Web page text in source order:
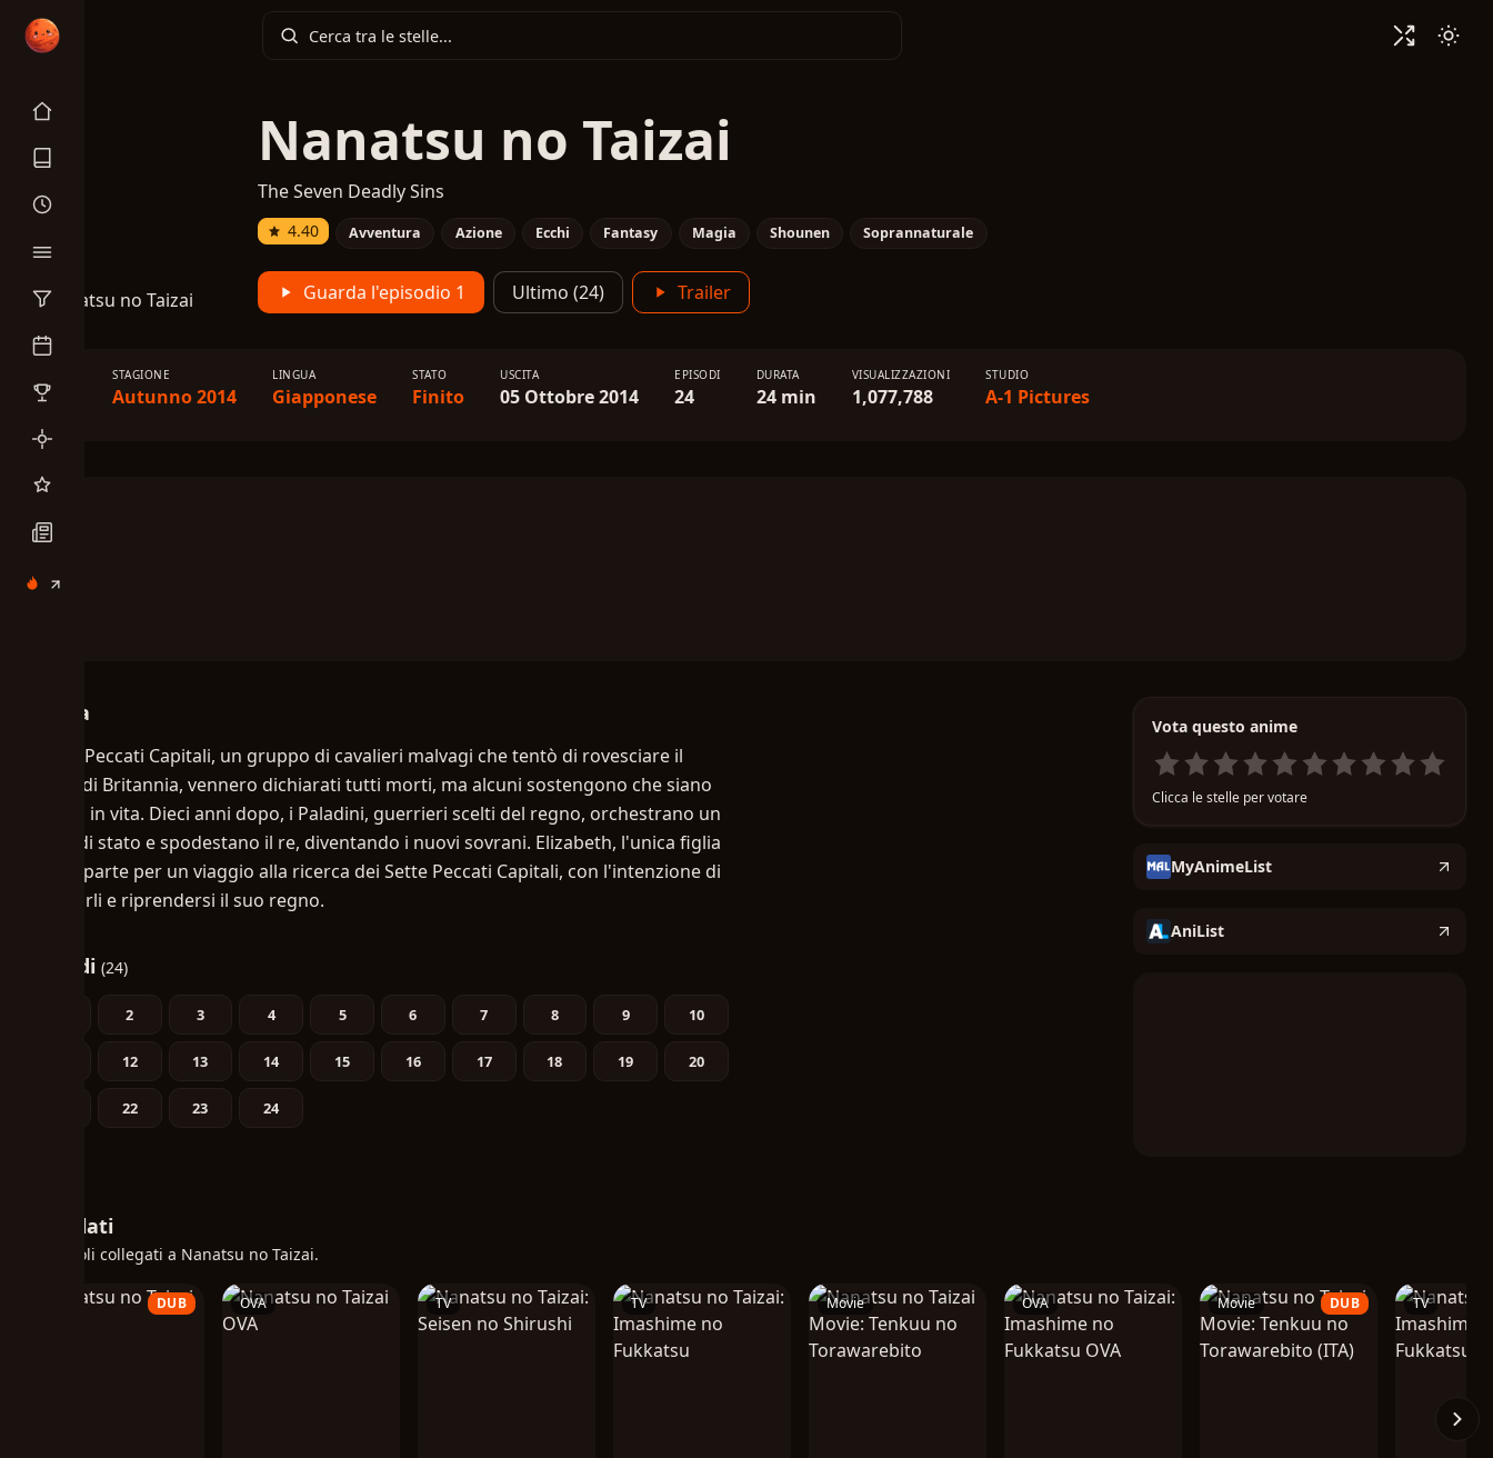
Nanatsu no Taizai
The Seven Deadly Sins
4.40 Avventura Azione Ecchi Fantasy Magia Shounen Soprannaturale
Guarda l'episodio 1 Ultimo (24) Trailer
TV
STAGIONE
Autunno 2014
LINGUA
Giapponese
STATO
Finito
USCITA
05 Ottobre 2014
EPISODI
24
DURATA
24 min
VISUALIZZAZIONI
1,077,788
STUDIO
A-1 Pictures
Trama
I Sette Peccati Capitali, un gruppo di cavalieri malvagi che tentò di rovesciare il
regno di Britannia, vennero dichiarati tutti morti, ma alcuni sostengono che siano
ancora in vita. Dieci anni dopo, i Paladini, guerrieri scelti del regno, orchestrano un
colpo di stato e spodestano il re, diventando i nuovi sovrani. Elizabeth, l'unica figlia
del re, parte per un viaggio alla ricerca dei Sette Peccati Capitali, con l'intenzione di
reclutarli e riprendersi il suo regno.
Episodi (24)
2 3 4 5 6 7 8 9 10
12 13 14 15 16 17 18 19 20
22 23 24
Vota questo anime
Clicca le stelle per votare
MyAnimeList
AniList
Correlati
Altri titoli collegati a Nanatsu no Taizai.
DUB OVA TV TV Movie OVA Movie DUB TV